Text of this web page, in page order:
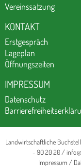
Vereinssatzung
KONTAKT
Erstgespräch
Lageplan
Öffnungszeiten
IMPRESSUM
Datenschutz
Landwirtschaftliche
- 90 20 20 /
Impressum /